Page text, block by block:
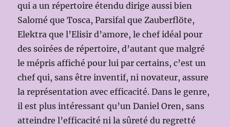
qui a un répertoire étendu dirige aussi bien
Salomé que Tosca, Parsifal que Zauberflöte,
Elektra que l’Elisir d’amore, le chef idéal pour
des soirées de répertoire, d’autant que malgré
le mépris affiché pour lui par certains, c’est un
chef qui, sans être inventif, ni novateur, assure
la représentation avec efficacité. Dans le genre,
il est plus intéressant qu’un Daniel Oren, sans
atteindre l’efficacité ni la sûreté du regretté